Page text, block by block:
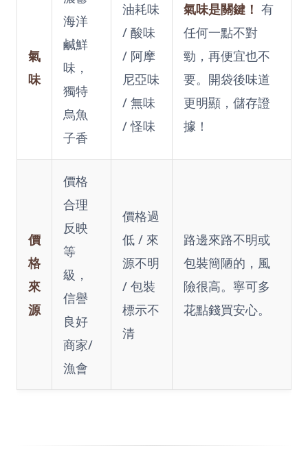
氣
味
海洋
鹹鮮
味，
獨特
烏魚
子香
油耗味
/ 酸味
/ 阿摩
尼亞味
/ 無味
/ 怪味
氣味是關鍵！ 有
任何一點不對
勁，再便宜也不
要。開袋後味道
更明顯，儲存證
據！
價
格
來
源
價格
合理
反映
等
級，
信譽
良好
商家/
漁會
價格過
低 / 來
源不明
/ 包裝
標示不
清
路邊來路不明或
包裝簡陋的，風
險很高。寧可多
花點錢買安心。